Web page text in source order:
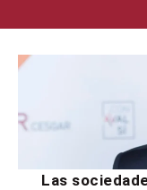
Las